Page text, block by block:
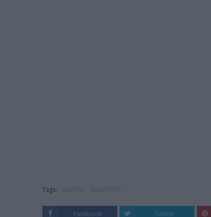
Tags:
Facebook Twitter